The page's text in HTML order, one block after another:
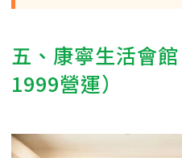
五、康寧生活會
1999營運）